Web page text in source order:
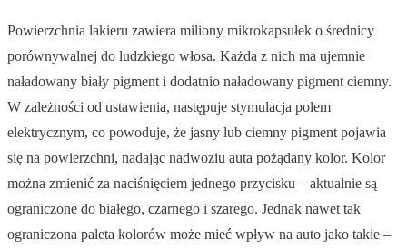
Powierzchnia lakieru zawiera miliony mikrokapsułek o średnicy
porównywalnej do ludzkiego włosa. Każda z nich ma ujemnie
naładowany biały pigment i dodatnio naładowany pigment ciemny.
W zależności od ustawienia, następuje stymulacja polem
elektrycznym, co powoduje, że jasny lub ciemny pigment pojawia
się na powierzchni, nadając nadwoziu auta pożądany kolor. Kolor
można zmienić za naciśnięciem jednego przycisku – aktualnie są
ograniczone do białego, czarnego i szarego. Jednak nawet tak
ograniczona paleta kolorów może mieć wpływ na auto jako takie –